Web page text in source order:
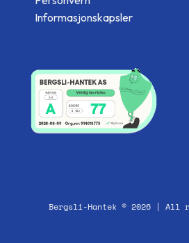
Informasjonskapsler
Bergsli-Hantek © 2026 | All